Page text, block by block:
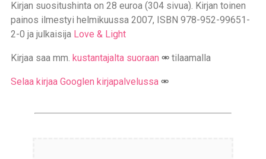
Kirjan suositushinta on 28 euroa (304 sivua). Kirjan toinen
painos ilmestyi helmikuussa 2007, ISBN 978-952-99651-
2-0 ja julkaisija Love & Light
Kirjaa saa mm. kustantajalta suoraan tilaamalla
Selaa kirjaa Googlen kirjapalvelussa